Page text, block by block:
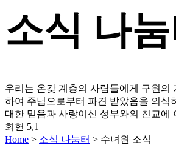
소식 나
우리는 온갖 계층의 사람들에게 구원의
하여 주님으로부터 파견 받았음을 의식
대한 믿음과 사랑이신 성부와의 친교에
회헌 5,1
Home > 소식 나눔터 > 수녀원 소식